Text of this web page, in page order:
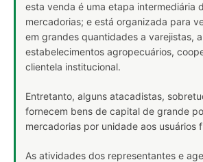
esta venda é uma etapa intermediária
mercadorias; e está organizada para
em grandes quantidades a varejistas,
estabelecimentos agropecuários,
clientela institucional.
Entretanto, alguns atacadistas,
fornecem bens de capital de grande
mercadorias por unidade aos usuários
As atividades dos representantes e